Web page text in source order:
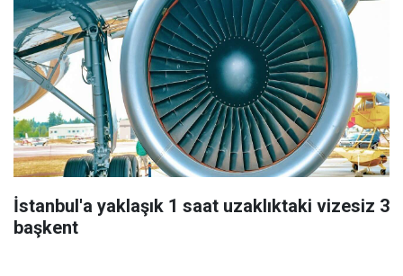
İstanbul'a yaklaşık 1 saat uzaklıktaki vizesiz 3
başkent